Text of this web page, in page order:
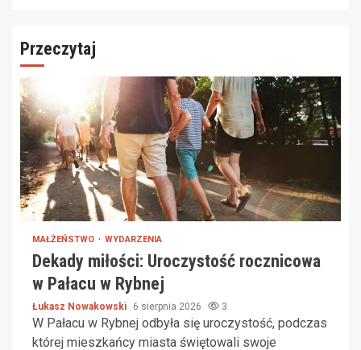
Przeczytaj
MAŁŻEŃSTWO WYDARZENIA
Dekady miłości: Uroczystość rocznicowa
w Pałacu w Rybnej
Łukasz Nowakowski 6 sierpnia 2026 3
W Pałacu w Rybnej odbyła się uroczystość, podczas
której mieszkańcy miasta świętowali swoje